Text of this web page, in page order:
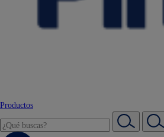
Productos